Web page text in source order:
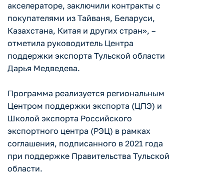
акселераторе, заключили контракты с
покупателями из Тайваня, Беларуси,
Казахстана, Китая и других стран», –
отметила руководитель Центра
поддержки экспорта Тульской области
Дарья Медведева.
Программа реализуется региональным
Центром поддержки экспорта (ЦПЭ) и
Школой экспорта Российского
экспортного центра (РЭЦ) в рамках
соглашения, подписанного в 2021 года
при поддержке Правительства Тульской
области.